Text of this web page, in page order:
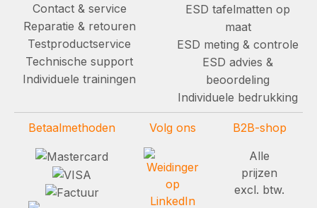
Contact & service
Reparatie & retouren
Testproductservice
Technische support
Individuele trainingen
ESD tafelmatten op
maat
ESD meting & controle
ESD advies &
beoordeling
Individuele bedrukking
Betaalmethoden Volg ons
B2B-shop
Alle
prijzen
excl. btw.